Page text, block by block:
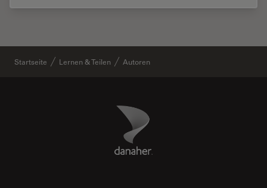
Startseite Lernen & Teilen Autoren
Danaher Logo